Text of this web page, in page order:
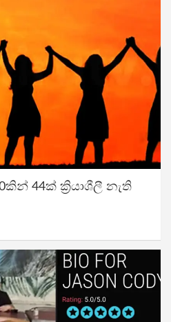
44ක් ක්‍රියාශීලී නැති